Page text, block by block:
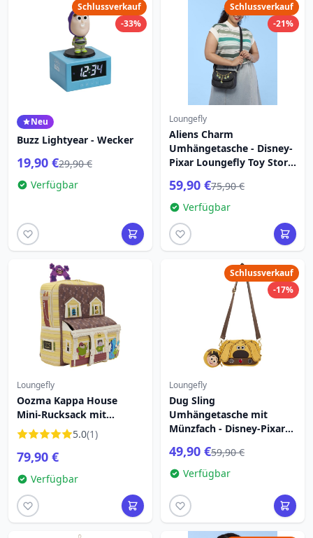
Schlussverkauf
-33%
Neu
Buzz Lightyear - Wecker
19,90 €29,90 €
Verfügbar
Schlussverkauf
-21%
Loungefly
Aliens Charm
Umhängetasche - Disney-
Pixar Loungefly Toy Story
59,90 €75,90 €
Verfügbar
Loungefly
Oozma Kappa House
Mini-Rucksack mit
Figuren – Disney-Pixar
Loungefly Monsters
University
5.0(1)
79,90 €
Verfügbar
Schlussverkauf
-17%
Loungefly
Dug Sling
Umhängetasche mit
Münzfach - Disney-Pixar
49,90 €59,90 €
Verfügbar